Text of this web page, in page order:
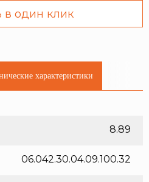
в один клик
характеристики
8.89
06.042.30.04.09.100.32